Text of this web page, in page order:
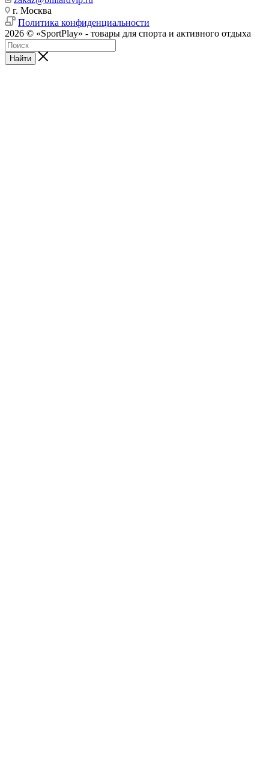
г. Москва
Политика конфиденциальности
2026 © «SportPlay» - товары для спорта и активного отдыха
Найти